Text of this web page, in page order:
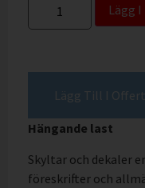
Lägg
Lägg Till I
Hängande last
Skyltar och dekaler
föreskrifter och